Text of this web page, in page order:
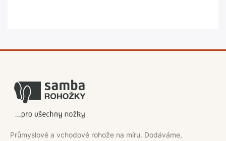
Průmyslové a vchodové rohože na míru. Dodáváme,